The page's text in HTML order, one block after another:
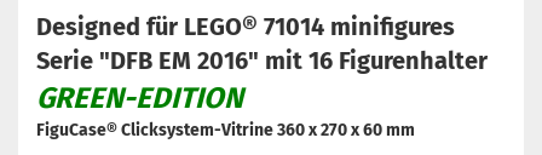
Designed für LEGO® 71014 minifigures
Serie "DFB EM 2016" mit 16 Figurenhalter
GREEN-EDITION
FiguCase® Clicksystem-Vitrine 360 x 270 x 60 mm